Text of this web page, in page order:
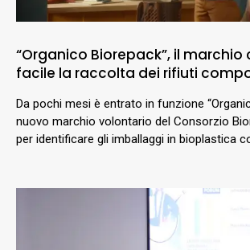
“Organico Biorepack”, il marchio
facile la raccolta dei rifiuti
Da pochi mesi è entrato in funzione
nuovo marchio volontario del Consorzio
per identificare gli imballaggi in bioplastica